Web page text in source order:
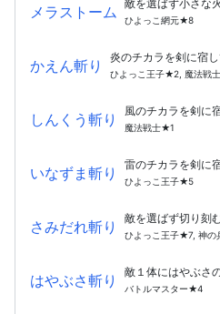
メラストーム 敵を選ばず小さな
ひよっこ網元★8
かえん斬り 炎のチカラを剣に宿
ひよっこ王子★2, 魔法戦
しんくう斬り 風のチカラを剣に
魔法戦士★1
いなずま斬り 雷のチカラを剣に
ひよっこ王子★5
さみだれ斬り 敵を選ばず切り刻
ひよっこ王子★7, 神
はやぶさ斬り 敵１体にはやぶさ
バトルマスター★4